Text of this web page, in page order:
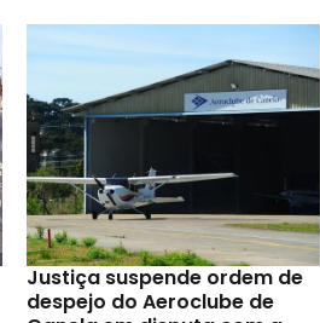
Justiça suspende ordem de
despejo do Aeroclube de